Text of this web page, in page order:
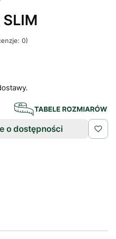
0)
o dostępności